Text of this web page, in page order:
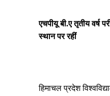
एचपीयू बी.ए तृतीय वर्ष
स्थान पर रहीं
हिमाचल प्रदेश